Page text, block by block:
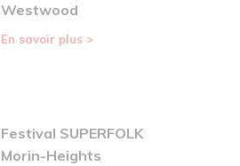
Westwood
En savoir plus >
Festival SUPERFOLK
Morin-Heights